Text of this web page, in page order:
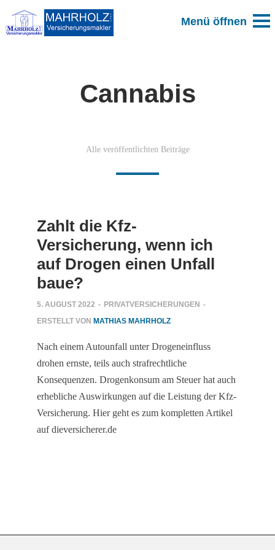
Cannabis
Alle veröffentlichten Beiträge
Zahlt die Kfz-
Versicherung, wenn ich
auf Drogen einen Unfall
baue?
5. AUGUST 2022 - PRIVATVERSICHERUNGEN -
ERSTELLT VON MATHIAS MAHRHOLZ
Nach einem Autounfall unter Drogeneinfluss
drohen ernste, teils auch strafrechtliche
Konsequenzen. Drogenkonsum am Steuer hat auch
erhebliche Auswirkungen auf die Leistung der Kfz-
Versicherung. Hier geht es zum kompletten Artikel
auf dieversicherer.de